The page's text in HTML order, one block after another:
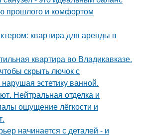
прошлого и комфортом
квартира для аренды в
квартира во Владикавказе.
скрыть лючок с
эстетику ванной.
Нейтральная отделка и
ощущение лёгкости и
начинается с деталей - и